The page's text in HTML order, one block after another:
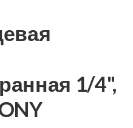
1/4",